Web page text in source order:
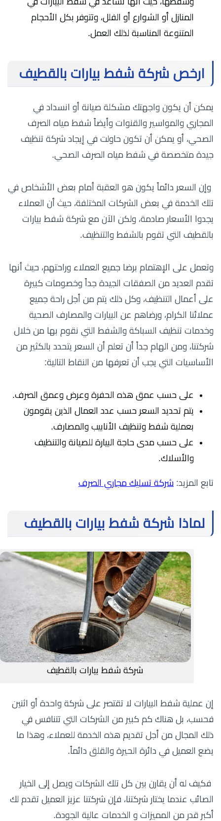
المنازل أو الشوارع أو الفلل، وتتوفر بكل الأحجام
المتنوعة المناسبة لذلك العمل.
ارخص شركة شفط بيارات بالقطيف
يمكن أن يكون واجهتك مشكلة صيانة أو انسداد في
المجاري والمواسير والقنوات وأيضاً شفط مياه الصرف
الصحي، أو يمكن أن تكون حاولت في إيجاد شركة تنظيف
جيدة متخصصة في شفط مياه الصرف الصحي.
وإن السعر دائماً يكون هو العقبة أمام بعض الأشخاص في
تلك الخدمة في بعض الشركات المختلفة، حيث أن العملاء
يجدوا الأسعار صادمة، ولكن الآن مع شركة شفط بيارات
بالقطيف التي تقوم بالشفط والتنظيف.
وتعمل على الإهتمام برضا جميع العملاء وراحتهم، حيث أنها
تقدم العديد من الصفقات الجيدة جداً وخصومات كبيرة
على أعمال التنظيف، وكل ذلك يتم من أجل راحة جميع
عملائنا الكرام، ورضاهم عن البيارات والمصارف الصحية
وخدمات تنظيف السباكة والشفط التي نقوم بها من خلال
شركتنا، ومن الهام جداً أن تعلم أن السعر يتحدد بالكثير من
الأساسيات التي يجب أن تعرفها من النقاط التالية:
على حسب عمق هذه الحفرة وعرض وعمق الصرف.
يتم تحديد السعر حسب عدد العمال الذين يقومون
بعملية شفط وتنظيف الأنابيب والمصارف.
على حسب مدى حاجة البيارة للصيانة والتنظيف
والأسلاك.
تابع المزيد:شركة تسليك مجاري الصرف
لماذا شركة شفط بيارات بالقطيف
شركة شفط بيارات بالقطيف
إن عملية شفط البيارات لا تقتصر على شركة واحدة أو اثنين
فحسب، بل هناك كم كبير من الشركات التي تتنافس في
ذلك المجال من أجل تقديم هذه الخدمة للعملاء، وهذا ما
يضع العميل في دائرة الحيرة والقلق دائماً.
فكيف له أن يقارن بين كل تلك الشركات ويصل إلى الخيار
الصائب عندما يختار شركتنا، فإن شركتنا عزيز العميل تقدم لك
أكبر قدر من المميزات و الخدمات عالية الجودة.